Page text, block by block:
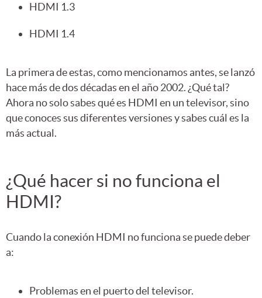
HDMI 1.3
HDMI 1.4
La primera de estas, como mencionamos antes, se lanzó
hace más de dos décadas en el año 2002. ¿Qué tal?
Ahora no solo sabes qué es HDMI en un televisor, sino
que conoces sus diferentes versiones y sabes cuál es la
más actual.
¿Qué hacer si no funciona el
HDMI?
Cuando la conexión HDMI no funciona se puede deber
a:
Problemas en el puerto del televisor.